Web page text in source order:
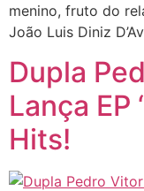
menino, fruto do
João Luis Diniz
Dupla
Lança EP
Hits!